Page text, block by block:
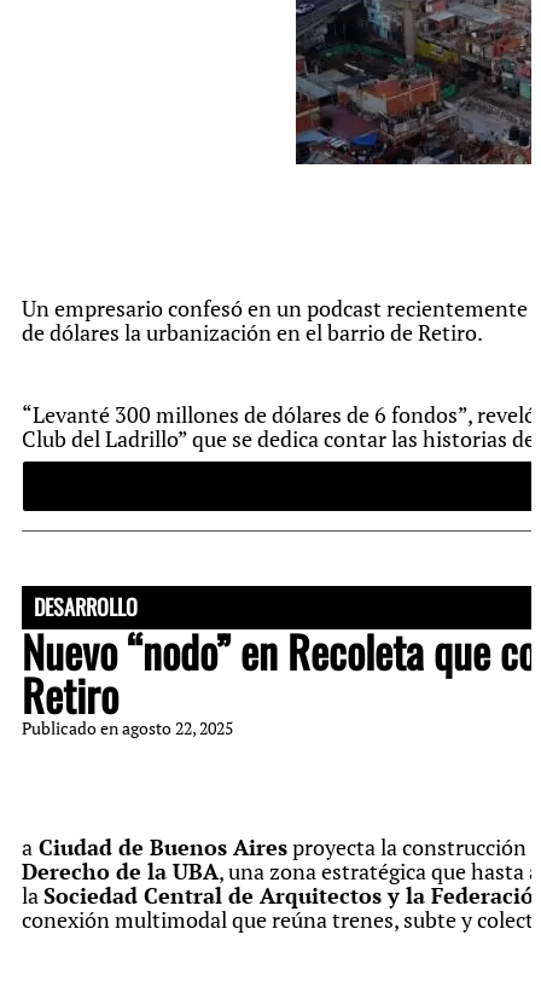
Un empresario confesó en un podcast
de dólares la urbanización en el barrio de Retiro.
“Levanté 300 millones de dólares de 6 fondos”,
Club del Ladrillo” que se dedica contar las historias
DESARROLLO
Nuevo “nodo” en Recoleta que
Retiro
Publicado enagosto 22, 2025
a Ciudad de Buenos Airesproyecta la construcción
Derecho de la UBA, una zona estratégica que hasta
laSociedad Central de Arquitectos y la
conexión multimodal que reúna trenes, subte y